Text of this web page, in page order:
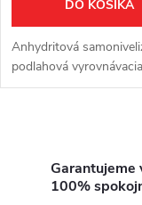
o
d
d
u
DO KOŠÍKA
Anhydritová
podlahová
Garantujeme
100%